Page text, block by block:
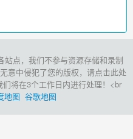
点，我们不参与资源存储和录制
意中侵犯了您的版权，请点击此处
将在3个工作日内进行处理！<br
地图 谷歌地图